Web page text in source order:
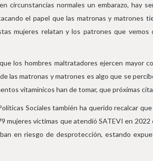
circunstancias normales un embarazo, hay
el papel que las matronas y matrones
mujeres relatan y los patrones que
los hombres maltratadores ejercen mayor
las matronas y matrones es algo que se
vitamínicos han de tomar, que próximas
Sociales también ha querido recalcar
mujeres víctimas que atendió SATEVI en
en riesgo de desprotección, estando